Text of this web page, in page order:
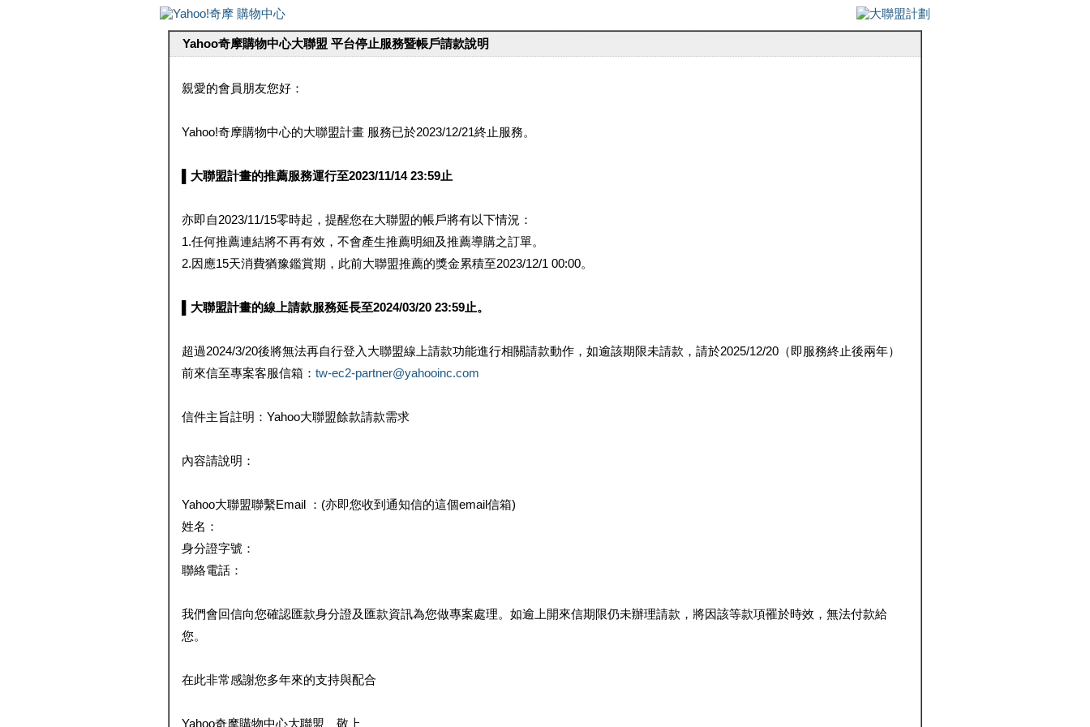
Yahoo奇摩購物中心大聯盟 平台停止服務暨帳戶請款說明
親愛的會員朋友您好：
Yahoo!奇摩購物中心的大聯盟計畫 服務已於2023/12/21終止服務。
▌大聯盟計畫的推薦服務運行至2023/11/14 23:59止
亦即自2023/11/15零時起，提醒您在大聯盟的帳戶將有以下情況：
1.任何推薦連結將不再有效，不會產生推薦明細及推薦導購之訂單。
2.因應15天消費猶豫鑑賞期，此前大聯盟推薦的獎金累積至2023/12/1 00:00。
▌大聯盟計畫的線上請款服務延長至2024/03/20 23:59止。
超過2024/3/20後將無法再自行登入大聯盟線上請款功能進行相關請款動作，如逾該期限未請款，請於2025/12/20（即服務終止後兩年）
前來信至專案客服信箱： tw-ec2-partner@yahooinc.com
信件主旨註明：Yahoo大聯盟餘款請款需求
內容請說明：
Yahoo大聯盟聯繫Email ：(亦即您收到通知信的這個email信箱)
姓名：
身分證字號：
聯絡電話：
我們會回信向您確認匯款身分證及匯款資訊為您做專案處理。如逾上開來信期限仍未辦理請款，將因該等款項罹於時效，無法付款給
您。
在此非常感謝您多年來的支持與配合
Yahoo奇摩購物中心大聯盟 敬上